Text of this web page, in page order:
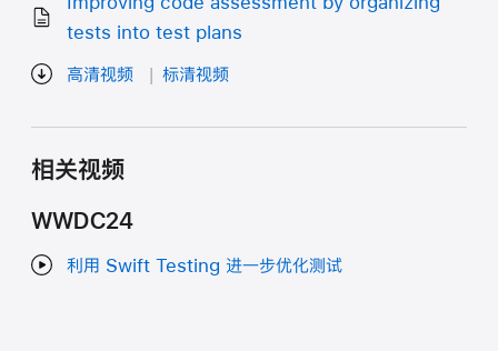
tests into test plans
高清视频 标清视频
相关视频
WWDC24
利用 Swift Testing 进一步优化测试